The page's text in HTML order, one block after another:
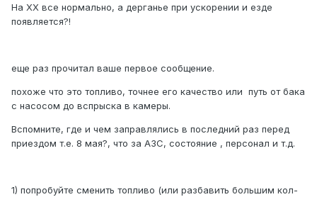
На ХХ все нормально, а дерганье при ускорении и езде
появляется?!
еще раз прочитал ваше первое сообщение.
похоже что это топливо, точнее его качество или путь от бака
с насосом до вспрыска в камеры.
Вспомните, где и чем заправлялись в последний раз перед
приездом т.е. 8 мая?, что за АЗС, состояние , персонал и т.д.
1) попробуйте сменить топливо (или разбавить большим кол-